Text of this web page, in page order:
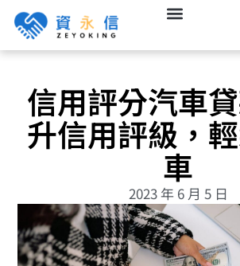
信用評分汽車
升信用評級，
車
2023 年 6 月 5 日